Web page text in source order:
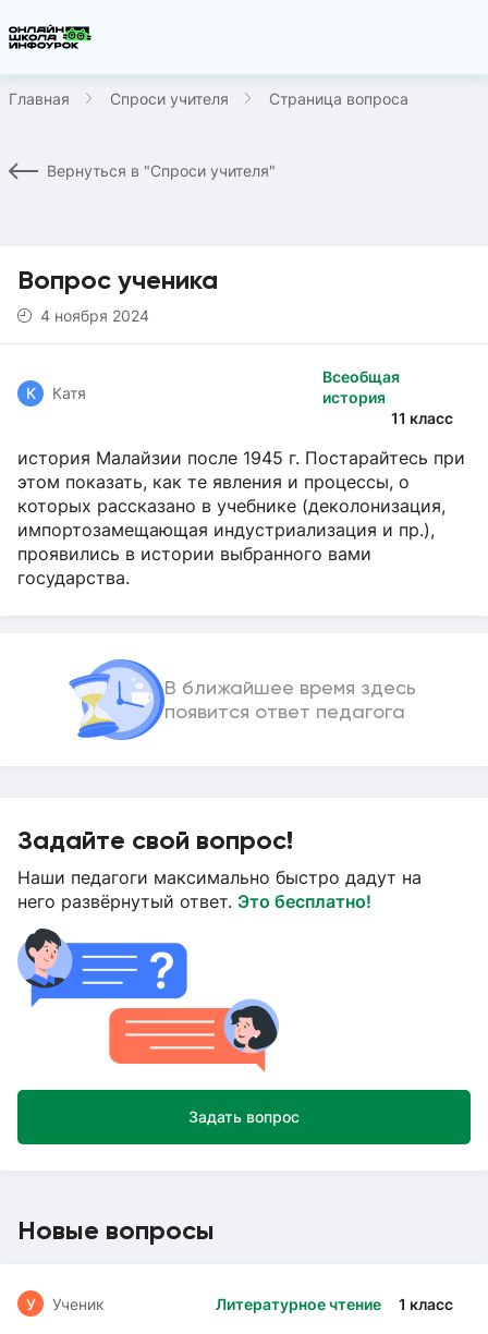
Главная Спроси учителя Страница вопроса
Вернуться в "Спроси учителя"
Вопрос ученика
4 ноября 2024
Всеобщая
история
11 класс
К Катя
история Малайзии после 1945 г. Постарайтесь при
этом показать, как те явления и процессы, о
которых рассказано в учебнике (деколонизация,
импортозамещающая индустриализация и пр.),
проявились в истории выбранного вами
государства.
В ближайшее время здесь
появится ответ педагога
Задайте свой вопрос!
Наши педагоги максимально быстро дадут на
него развёрнутый ответ. Это бесплатно!
Задать вопрос
Новые вопросы
Литературное чтение 1 класс
У Ученик